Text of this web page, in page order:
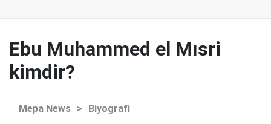
Ebu Muhammed el Mısri
kimdir?
Mepa News > Biyografi